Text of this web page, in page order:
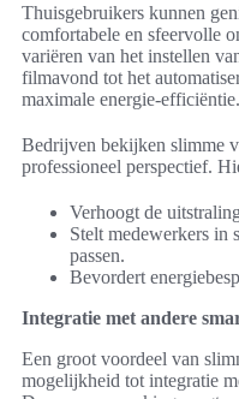
Thuisgebruikers kunnen
comfortabele en sfeervolle
variëren van het instellen
filmavond tot het
maximale energie-efficiëntie.
Bedrijven bekijken slimme
professioneel perspectief.
Verhoogt de
Stelt medewerkers in
passen.
Bevordert
Integratie met andere
Een groot voordeel van
mogelijkheid tot integratie